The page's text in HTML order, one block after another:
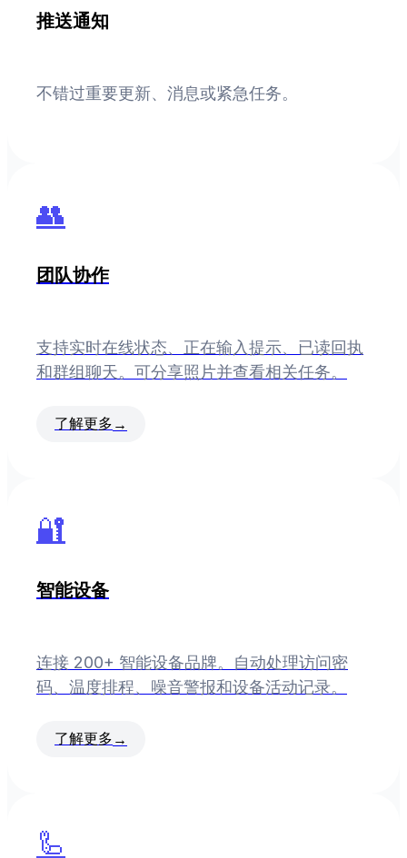
推送通知
不错过重要更新、消息或紧急任务。
👥
团队协作
支持实时在线状态、正在输入提示、已读回执
和群组聊天。可分享照片并查看相关任务。
了解更多 →
🔐
智能设备
连接 200+ 智能设备品牌。自动处理访问密
码、温度排程、噪音警报和设备活动记录。
了解更多 →
🦾